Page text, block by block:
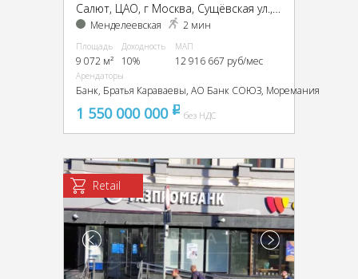
Менделеевская 2 мин
Площадь
9 072 м²
Доходность
10%
МАП
12 916 667 руб/мес
Арендаторы
Банк, Братья Караваевы, АО Банк СОЮЗ, Моремания
1 550 000 000 pуббез НДС
Retail